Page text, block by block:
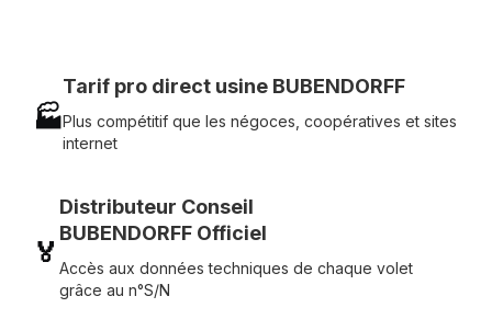
🏭
Tarif pro direct usine BUBENDORFF
Plus compétitif que les négoces, coopératives et sites
internet
🏅
Distributeur Conseil
BUBENDORFF Officiel
Accès aux données techniques de chaque volet
grâce au n°S/N